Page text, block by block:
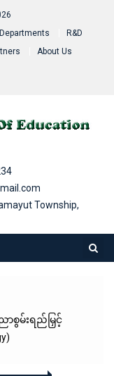
Departments
R&D
About Us
Township,
စွမ်းရည်မြှင့်